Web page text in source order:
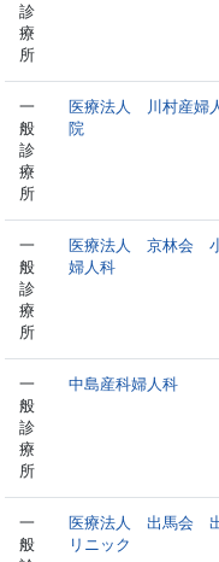
診
療
所
一
般
診
療
所
医療法人 川村産婦
院
一
般
診
療
所
医療法人 京林会
婦人科
一
般
診
療
所
中島産科婦人科
一
般
医療法人 出馬会
リニック